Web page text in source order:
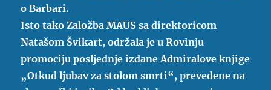
o Barbari.
Isto tako Založba MAUS sa direktoricom
Natašom Švikart, održala je u Rovinju
promociju posljednje izdane Admiralove knjige
„Otkud ljubav za stolom smrti“, prevedene na